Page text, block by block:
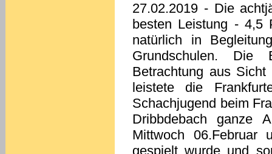
27.02.2019 - Die
besten Leistung - 4,5
natürlich in
Grundschulen. Die
Betrachtung aus
leistete die
Schachjugend beim
Dribbdebach ganze
Mittwoch 06.Februar
gespielt wurde und